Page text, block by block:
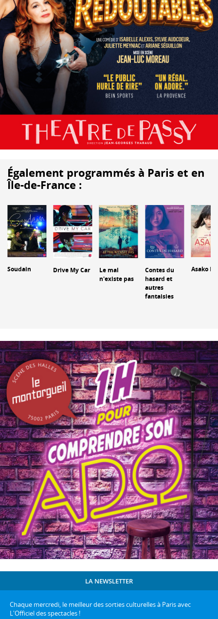
Également programmés à Paris et en
Île-de-France :
Soudain Drive My Car
Le mal
n'existe pas
Contes du
hasard et
autres
fantaisies
Asako I
LA NEWSLETTER
Chaque mercredi, le meilleur des sorties culturelles à Paris avec
L'Officiel des spectacles !